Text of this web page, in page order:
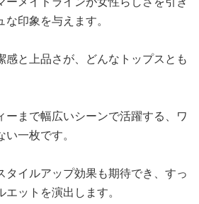
印象を与えます。
感と上品さが、どんなトップスとも
ーまで幅広いシーンで活躍する、ワ
一枚です。
タイルアップ効果も期待でき、すっ
ットを演出します。